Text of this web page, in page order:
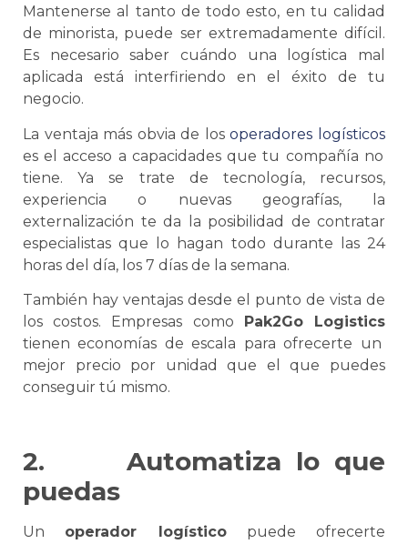
Mantenerse al tanto de todo esto, en tu calidad
de minorista, puede ser extremadamente difícil.
Es necesario saber cuándo una
logística mal
aplicada está interfiriendo en el éxito de tu
negocio.
La ventaja más obvia de los operadores logísticos
es el acceso a capacidades que tu compañía no
tiene. Yase trate de tecnología, recursos,
experiencia o nuevas geografías, la
externalización te da la posibilidad de contratar
especialistas que lo hagan todo durante las 24
horas del día, los 7 días de la semana.
También hay ventajas desde el punto de vista de
los costos. Empresas como
Pak2Go Logistics
tienen economías de escala para ofrecerte un
mejor precio por unidad que el que puedes
conseguir tú mismo.
2.
Automatiza lo que
puedas
Un operador logísticopuede ofrecerte